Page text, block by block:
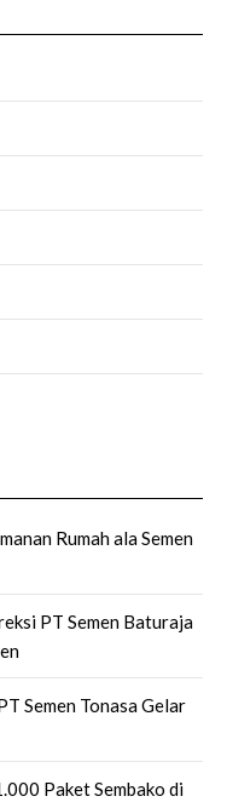
Rumah ala Semen
PT Semen Baturaja
Semen Tonasa Gelar
Paket Sembako di